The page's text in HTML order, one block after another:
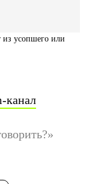
из усопшего или
канал